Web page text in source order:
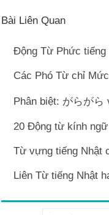
Bài Liên Quan
Động Từ Phức tiếng
Các Phó Từ chỉ
Phân biệt: がらがら
20 Động từ kính
Từ vựng tiếng Nhật
Liên Từ tiếng Nhật